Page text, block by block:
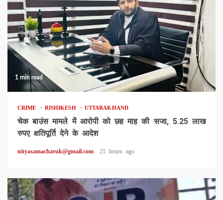
1 min read
CRIME RISHIKESH UTTARAKHAND
चेक बाउंस मामले में आरोपी को छह माह की सजा, 5.25 लाख
रुपए क्षतिपूर्ति देने के आदेश
nityasamacharuk@gmail.com 21 hours ago